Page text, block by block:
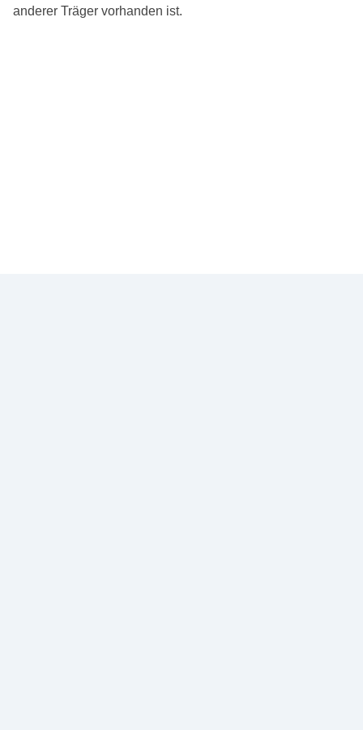
anderer Träger vorhanden ist.